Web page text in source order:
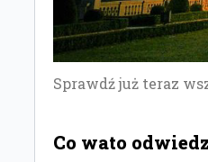
Sprawdź już teraz
Co wato